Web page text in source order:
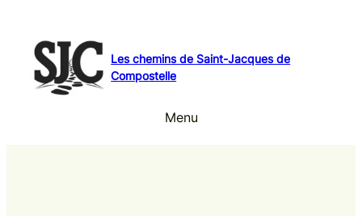
contenu
Les chemins de Saint-Jacques de
Compostelle
Menu